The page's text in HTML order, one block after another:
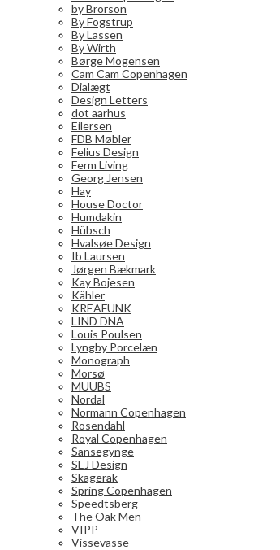
by Brorson
By Fogstrup
By Lassen
By Wirth
Børge Mogensen
Cam Cam Copenhagen
Dialægt
Design Letters
dot aarhus
Eilersen
FDB Møbler
Felius Design
Ferm Living
Georg Jensen
Hay
House Doctor
Humdakin
Hübsch
Hvalsøe Design
Ib Laursen
Jørgen Bækmark
Kay Bojesen
Kähler
KREAFUNK
LIND DNA
Louis Poulsen
Lyngby Porcelæn
Monograph
Morsø
MUUBS
Nordal
Normann Copenhagen
Rosendahl
Royal Copenhagen
Sansegynge
SEJ Design
Skagerak
Spring Copenhagen
Speedtsberg
The Oak Men
VIPP
Vissevasse